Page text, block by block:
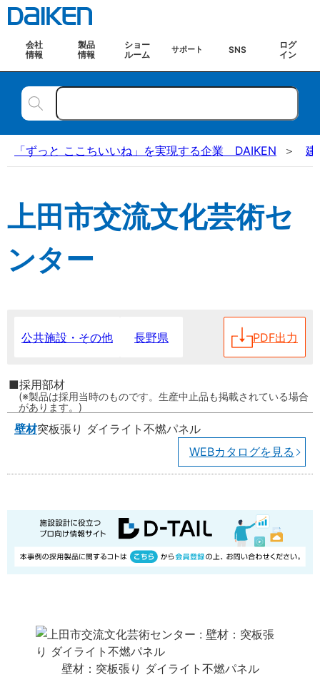
会社
情報
製品
情報
ショー
ルーム
サポート SNS
ログ
イン
「ずっと ここちいいね」を実現する企業 DAIKEN 建
上田市交流文化芸術セ
ンター
公共施設・その他 長野県 PDF出力
採用部材
製品は採用当時のものです。生産中止品も掲載されている場合
があります。
壁材突板張り ダイライト不燃パネル
WEBカタログを見る
壁材：突板張り ダイライト不燃パネル